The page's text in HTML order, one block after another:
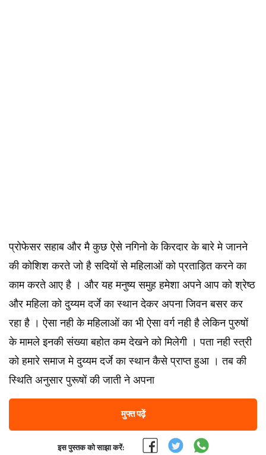
प्रोफेसर सहाब और मै कुछ ऐसे नगिनो के किरदार के बारे मे जानने
की कोशिश करते जो है सदियों से महिलाओं को प्रताड़ित करने का
काम करते आए है । और यह मनुष्य समुह हमेशा अपने आप को श्रेष्ठ
और महिला को दुय्यम दर्जे का स्थान देकर अपना जिवन बसर कर
रहा है । ऐसा नही के महिलाओं का भी ऐसा वर्ग नही है लेकिन पुरुषों
के मामले इनकी संख्या बहोत कम देखने को मिलेगी । पता नही स्त्री
को हमारे समाज मे दुय्यम दर्जे का स्थान कैसे प्राप्त हुआ । तब की
स्थिति अनुसार पुरूषों की जाती ने अपना
मुफ्त पढ़ें
इस पुस्तक को साझा करें: